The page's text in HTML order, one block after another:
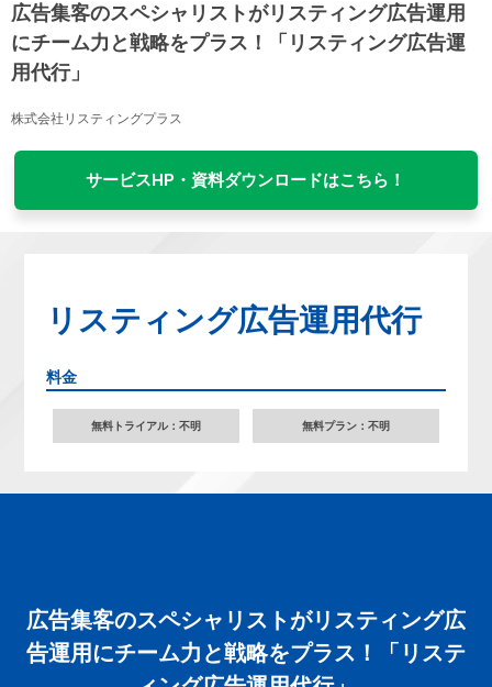
広告集客のスペシャリストがリスティング広告運用
にチーム力と戦略をプラス！「リスティング広告運
用代行」
株式会社リスティングプラス
サービスHP・資料ダウンロードはこちら！
リスティング広告運用代行
料金
無料トライアル：不明 無料プラン：不明
広告集客のスペシャリストがリスティング広
告運用にチーム力と戦略をプラス！「リステ